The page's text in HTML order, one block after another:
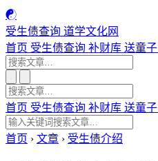
☯
受生债查询 道学文化网
首页 受生债查询 补财库 送童子
首页 受生债查询 补财库 送童子
首页 › 文章 › 受生债介绍